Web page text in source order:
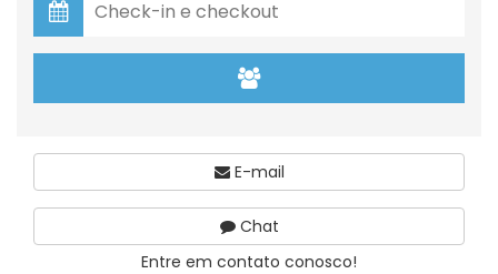
E-mail
Chat
Entre em contato conosco!